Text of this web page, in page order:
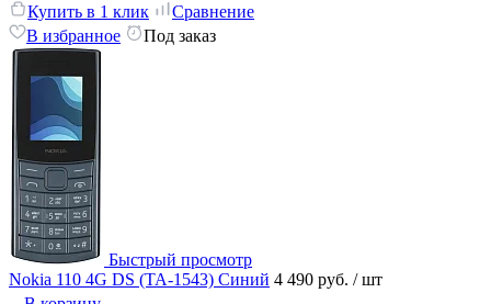
Купить в 1 клик
Сравнение
В избранное
Под заказ
Быстрый просмотр
Nokia 110 4G DS (TA-1543) Синий 4 490 руб. / шт